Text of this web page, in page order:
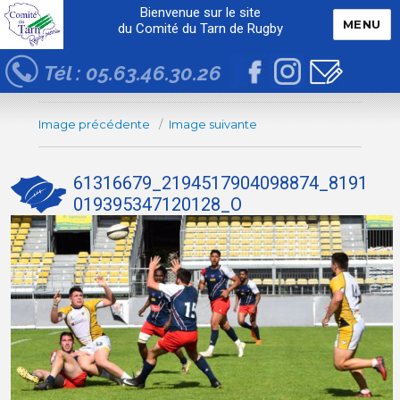
Bienvenue sur le site
du Comité du Tarn de Rugby
Tél : 05.63.46.30.26
MENU
Image précédente Image suivante
61316679_2194517904098874_8191
019395347120128_O